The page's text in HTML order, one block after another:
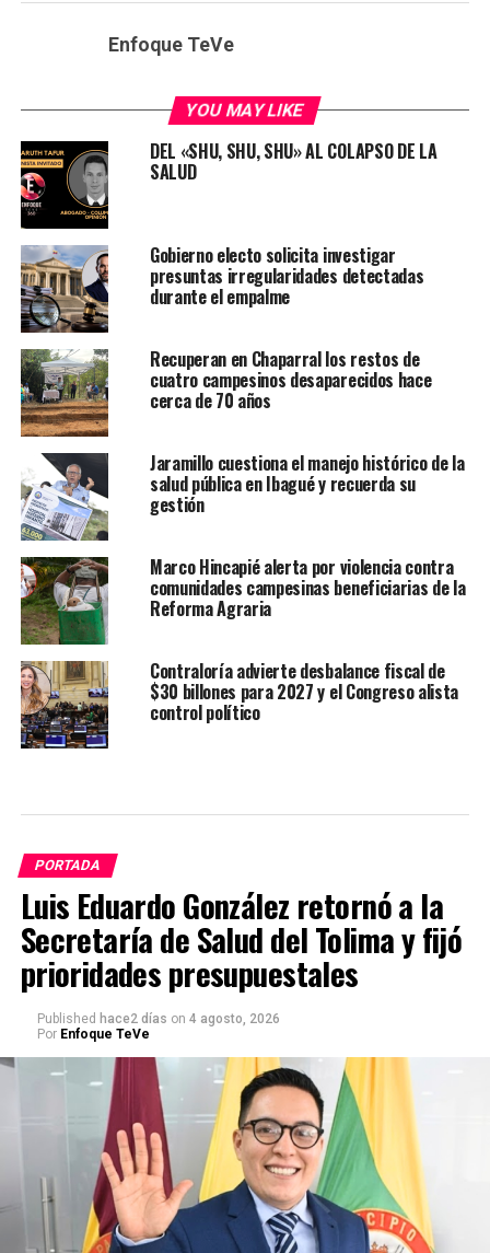
Enfoque TeVe
YOU MAY LIKE
DEL «SHU, SHU, SHU» AL COLAPSO DE LA
SALUD
Gobierno electo solicita investigar
presuntas irregularidades detectadas
durante el empalme
Recuperan en Chaparral los restos de
cuatro campesinos desaparecidos hace
cerca de 70 años
Jaramillo cuestiona el manejo histórico de la
salud pública en Ibagué y recuerda su
gestión
Marco Hincapié alerta por violencia contra
comunidades campesinas beneficiarias de la
Reforma Agraria
Contraloría advierte desbalance fiscal de
$30 billones para 2027 y el Congreso alista
control político
PORTADA
Luis Eduardo González retornó a la
Secretaría de Salud del Tolima y fijó
prioridades presupuestales
Published hace2 días on 4 agosto, 2026
Por Enfoque TeVe